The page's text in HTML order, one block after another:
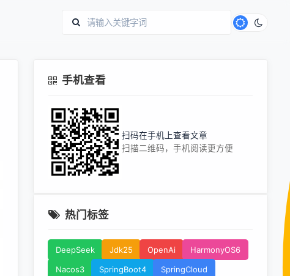
手机查看
扫码在手机上查看文章
扫描二维码，手机阅读更方便
热门标签
DeepSeek Jdk25 OpenAi
HarmonyOS6
Nacos3
SpringBoot4
SpringCloud